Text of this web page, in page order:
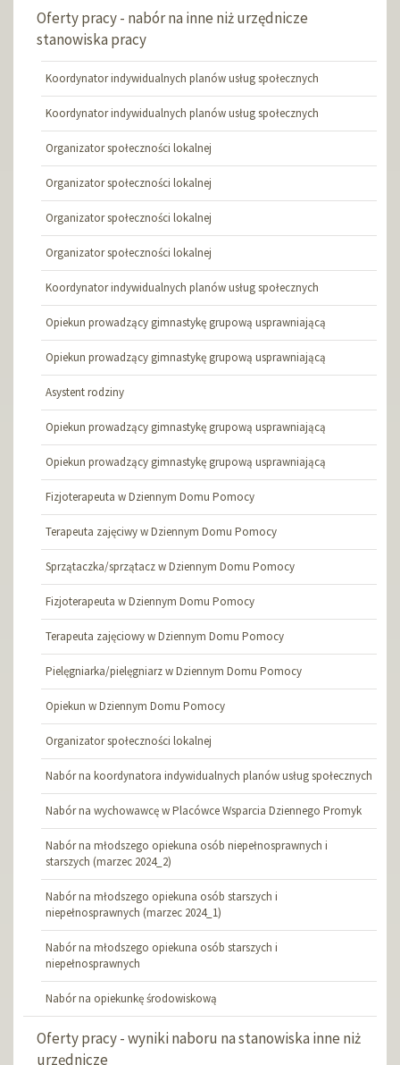
Oferty pracy - nabór na inne niż urzędnicze
stanowiska pracy
Koordynator indywidualnych planów usług społecznych
Koordynator indywidualnych planów usług społecznych
Organizator społeczności lokalnej
Organizator społeczności lokalnej
Organizator społeczności lokalnej
Organizator społeczności lokalnej
Koordynator indywidualnych planów usług społecznych
Opiekun prowadzący gimnastykę grupową usprawniającą
Opiekun prowadzący gimnastykę grupową usprawniającą
Asystent rodziny
Opiekun prowadzący gimnastykę grupową usprawniającą
Opiekun prowadzący gimnastykę grupową usprawniającą
Fizjoterapeuta w Dziennym Domu Pomocy
Terapeuta zajęciwy w Dziennym Domu Pomocy
Sprzątaczka/sprzątacz w Dziennym Domu Pomocy
Fizjoterapeuta w Dziennym Domu Pomocy
Terapeuta zajęciowy w Dziennym Domu Pomocy
Pielęgniarka/pielęgniarz w Dziennym Domu Pomocy
Opiekun w Dziennym Domu Pomocy
Organizator społeczności lokalnej
Nabór na koordynatora indywidualnych planów usług społecznych
Nabór na wychowawcę w Placówce Wsparcia Dziennego Promyk
Nabór na młodszego opiekuna osób niepełnosprawnych i
starszych (marzec 2024_2)
Nabór na młodszego opiekuna osób starszych i
niepełnosprawnych (marzec 2024_1)
Nabór na młodszego opiekuna osób starszych i
niepełnosprawnych
Nabór na opiekunkę środowiskową
Oferty pracy - wyniki naboru na stanowiska inne niż
urzędnicze